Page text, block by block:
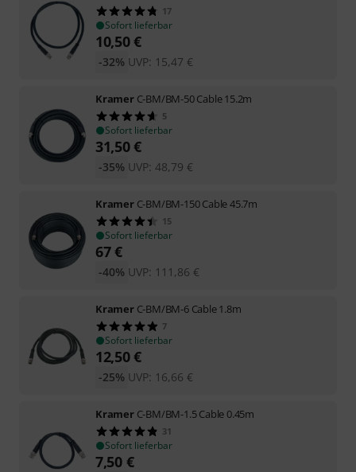
17
Sofort lieferbar
10,50€
UVP: 15,47 €
-32%
Kramer C-BM/BM-50 Cable 15.2m
5
Sofort lieferbar
31,50€
UVP: 48,79 €
-35%
Kramer C-BM/BM-150 Cable 45.7m
15
Sofort lieferbar
67€
UVP: 111,86 €
-40%
Kramer C-BM/BM-6 Cable 1.8m
7
Sofort lieferbar
12,50€
UVP: 16,66 €
-25%
Kramer C-BM/BM-1.5 Cable 0.45m
31
Sofort lieferbar
7,50 €